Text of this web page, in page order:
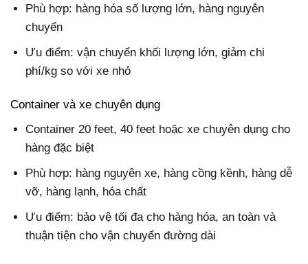
Phù hợp: hàng hóa số lượng lớn, hàng nguyên
chuyến
Ưu điểm: vận chuyển khối lượng lớn, giảm chi
phí/kg so với xe nhỏ
Container và xe chuyên dụng
Container 20 feet, 40 feet hoặc xe chuyên dụng cho
hàng đặc biệt
Phù hợp: hàng nguyên xe, hàng cồng kềnh, hàng dễ
vỡ, hàng lạnh, hóa chất
Ưu điểm: bảo vệ tối đa cho hàng hóa, an toàn và
thuận tiện cho vận chuyển đường dài